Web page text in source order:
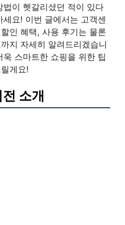
법이 헷갈리셨던 적이 있다
요! 이번 글에서는 고객센
인 혜택, 사용 후기는 물론
지 자세히 알려드리겠습니
스마트한 쇼핑을 위한 팁
게요!
소개